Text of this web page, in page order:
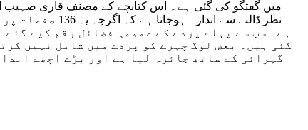
میں گفتگو کی گئی ہے۔ اس کتابچے کے مصنف قاری
نظر ڈالنے
ہے۔ سب سے پہلے پردے کے عمومی فضائل رقم کیے
گئی ہیں۔ بعض لوگ چہرے کو پردے میں شامل نہیں
گہرائی کے ساتھ جائزہ لیا ہے اور بڑے اچھے